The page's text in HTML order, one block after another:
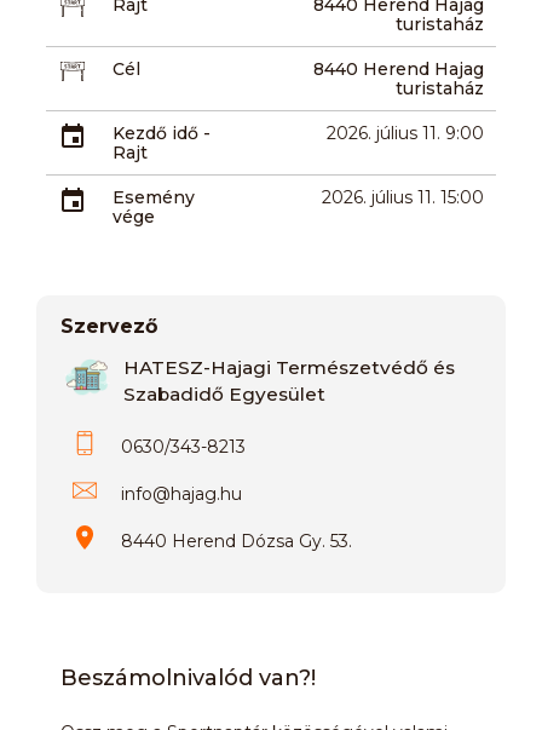
Rajt
8440 Herend Hajag
turistaház
Cél
8440 Herend Hajag
turistaház
Kezdő idő -
Rajt
2026. július 11. 9:00
Esemény
vége
2026. július 11. 15:00
Szervező
HATESZ-Hajagi Természetvédő és
Szabadidő Egyesület
0630/343-8213
info@hajag.hu
8440 Herend Dózsa Gy. 53.
Beszámolnivalód van?!